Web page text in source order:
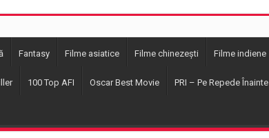
Fantasy Filme asiatice Filme chinezești Filme indiene
100 Top AFI Oscar Best Movie PRI – Pe Repede Înainte